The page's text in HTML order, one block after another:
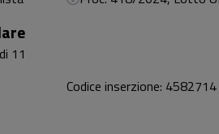
11
Codice inserzione: 4582714